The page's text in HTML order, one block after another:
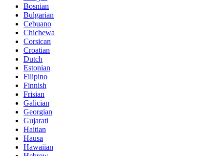
Bosnian
Bulgarian
Cebuano
Chichewa
Corsican
Croatian
Dutch
Estonian
Filipino
Finnish
Frisian
Galician
Georgian
Gujarati
Haitian
Hausa
Hawaiian